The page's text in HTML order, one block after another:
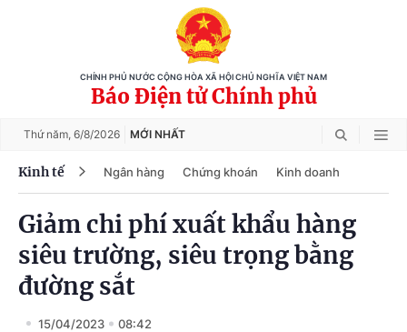
CHÍNH PHỦ NƯỚC CỘNG HÒA XÃ HỘI CHỦ NGHĨA VIỆT NAM
Báo Điện tử Chính phủ
Thứ năm, 6/8/2026 MỚI NHẤT
Kinh tế Ngân hàng Chứng khoán Kinh doanh
Giảm chi phí xuất khẩu hàng
siêu trường, siêu trọng bằng
đường sắt
15/04/2023 08:42